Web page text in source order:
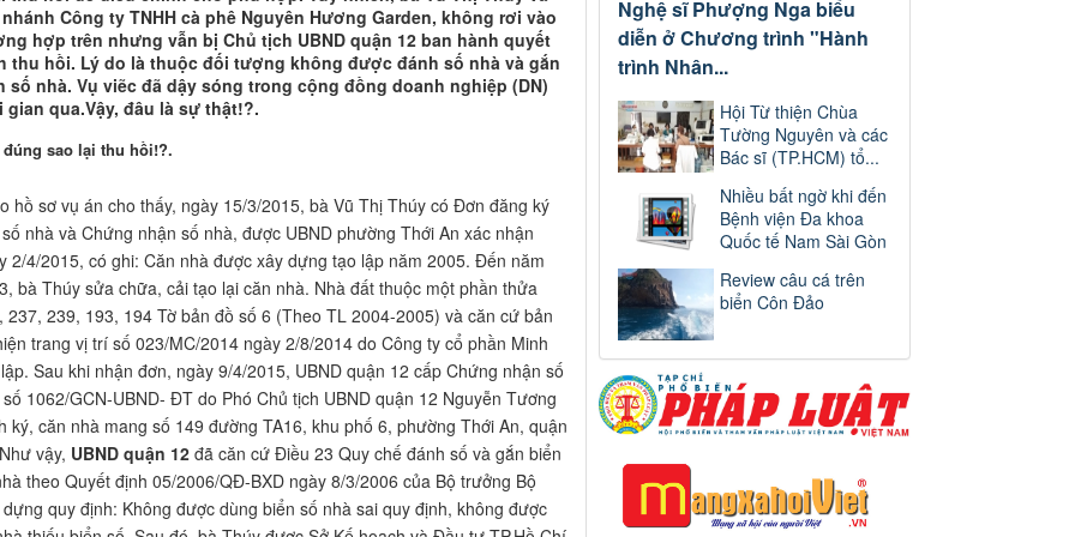
Công ty TNHH cà phê Nguyên Hương Garden, không rơi vào
hợp trên nhưng vẫn bị Chủ tịch UBND quận 12 ban hành quyết
thu hồi. Lý do là thuộc đối tượng không được đánh số nhà và gắn
số nhà. Vụ viẽc đã dậy sóng trong cộng đồng doanh nghiệp (DN)
gian qua.Vậy, đâu là sự thật!?.
đúng sao lại thu hồi!?.
hồ sơ vụ án cho thấy, ngày 15/3/2015, bà Vũ Thị Thúy có Đơn đăng ký
nhà và Chứng nhận số nhà, được UBND phường Thới An xác nhận
2/4/2015, có ghi: Căn nhà được xây dựng tạo lập năm 2005. Đến năm
bà Thúy sửa chữa, cải tạo lại căn nhà. Nhà đất thuộc một phần thửa
237, 239, 193, 194 Tờ bản đồ số 6 (Theo TL 2004-2005) và căn cứ bản
trang vị trí số 023/MC/2014 ngày 2/8/2014 do Công ty cổ phần Minh
Sau khi nhận đơn, ngày 9/4/2015, UBND quận 12 cấp Chứng nhận số
1062/GCN-UBND- ĐT do Phó Chủ tịch UBND quận 12 Nguyễn Tương
ký, căn nhà mang số 149 đường TA16, khu phố 6, phường Thới An, quận
vậy, UBND quận 12 đã căn cứ Điều 23 Quy chế đánh số và gắn biển
theo Quyết định 05/2006/QĐ-BXD ngày 8/3/2006 của Bộ trưởng Bộ
dựng quy định: Không được dùng biển số nhà sai quy định, không được
Nghệ sĩ Phượng Nga biểu
diễn ở Chương trình "Hành
trình Nhân...
Hội Từ thiện Chùa
Tường Nguyên và các
Bác sĩ (TP.HCM) tổ...
Nhiều bất ngờ khi đến
Bệnh viện Đa khoa
Quốc tế Nam Sài Gòn
Review câu cá trên
biển Côn Đảo